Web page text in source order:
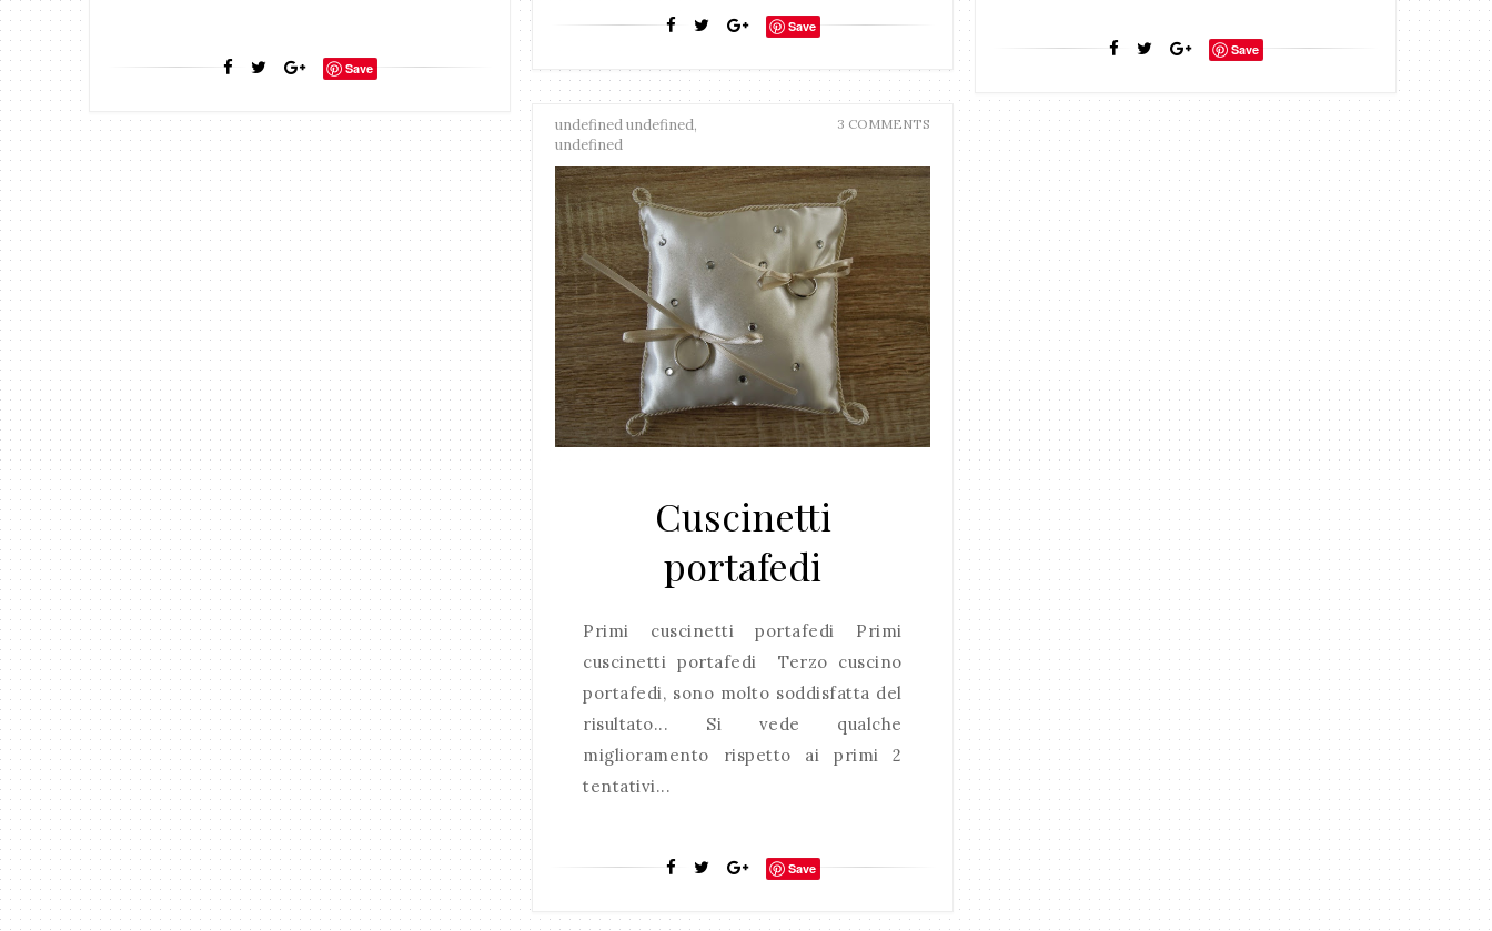
Save
Save
Save
undefined undefined,
undefined
3 COMMENTS
Cuscinetti
portafedi
Primi cuscinetti portafedi Primi
cuscinetti portafedi Terzo cuscino
portafedi, sono molto soddisfatta del
risultato... Si vede qualche
miglioramento rispetto ai primi 2
tentativi...
Save